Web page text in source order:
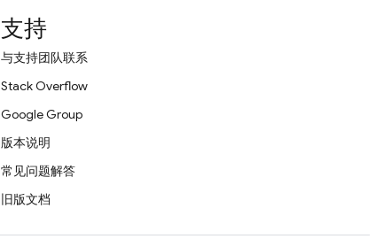
支持
与支持团队联系
Stack Overflow
Google Group
版本说明
常见问题解答
旧版文档